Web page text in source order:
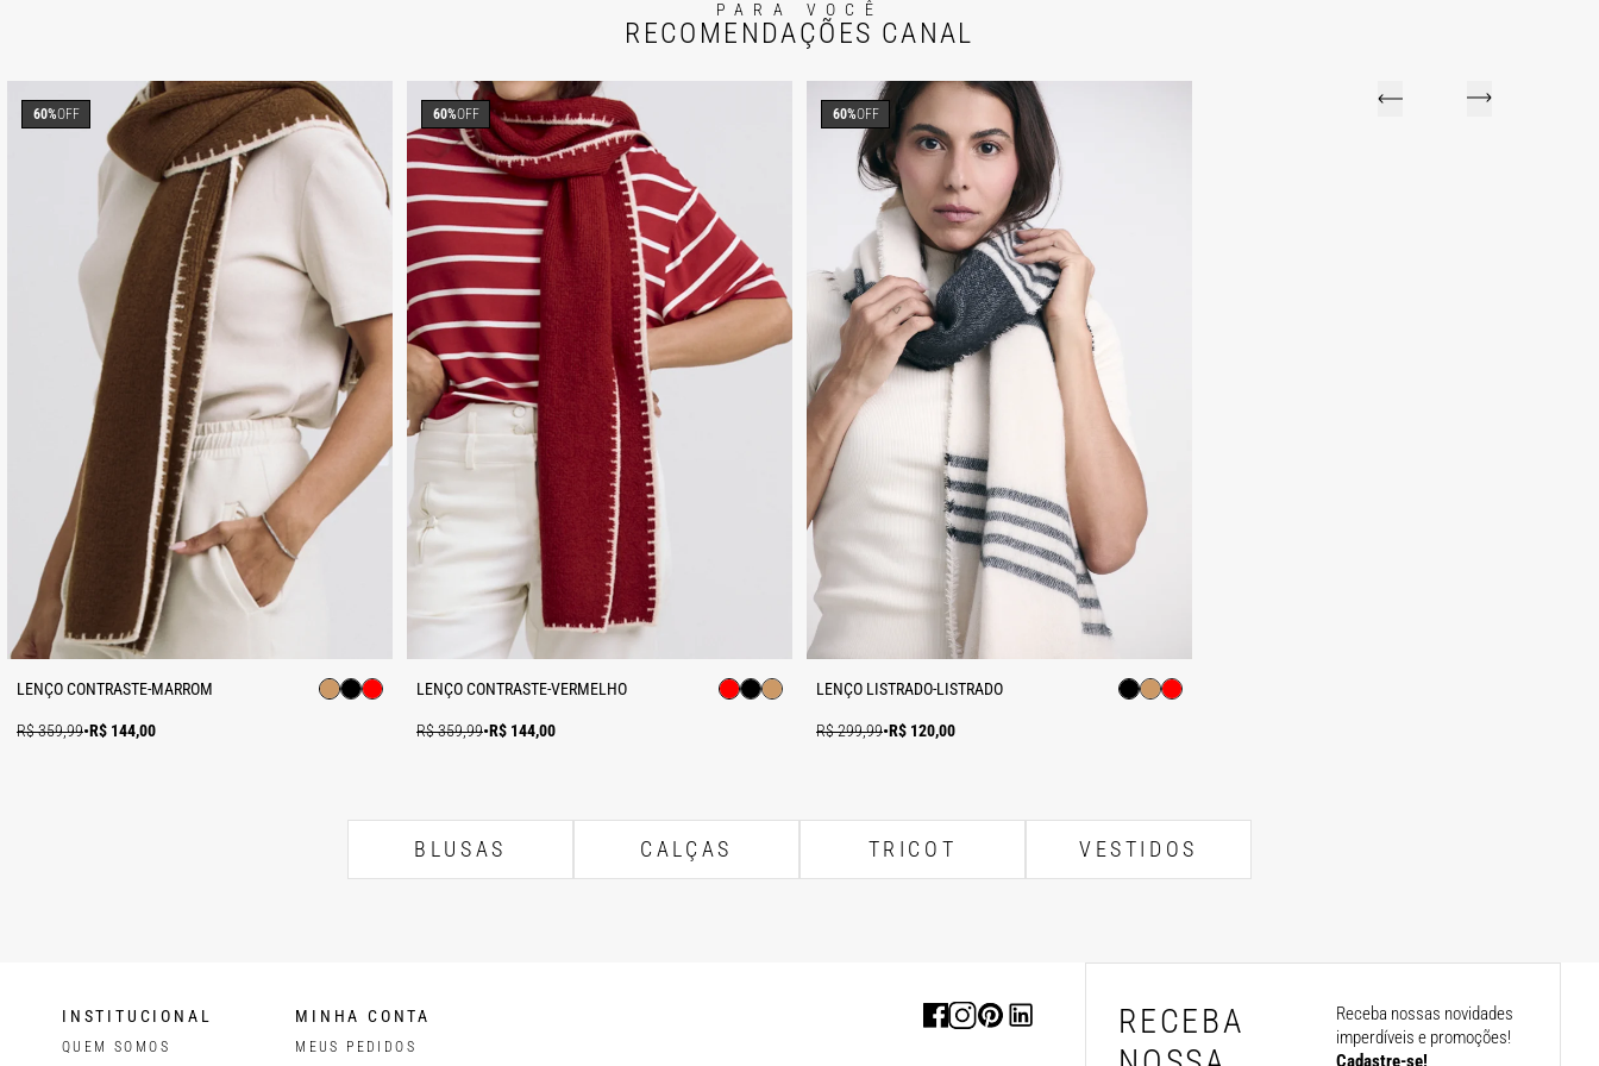
PARA VOCÊ
RECOMENDAÇÕES CANAL
LENÇO CONTRASTE-MARROM
R$ 359,99•R$ 144,00
60%OFF
LENÇO CONTRASTE-VERMELHO
R$ 359,99•R$ 144,00
60%OFF
LENÇO LISTRADO-LISTRADO
R$ 299,99•R$ 120,00
60%OFF
BLUSAS CALÇAS TRICOT VESTIDOS
RECEBA
Receba nossas novidades
imperdíveis e promoções!
Cadastre-se!
INSTITUCIONAL
QUEM SOMOS
MINHA CONTA
MEUS PEDIDOS